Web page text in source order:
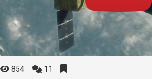
854 11